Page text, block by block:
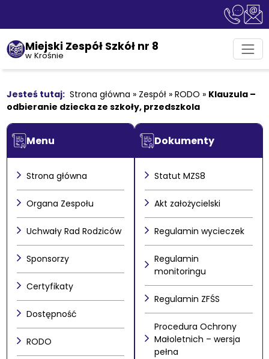
Miejski Zespół Szkół nr 8
w Krośnie
Strona główna » Zespół» RODO » Klauzula –
odbieranie dziecka ze szkoły, przedszkola
Menu
Strona główna
Organa Zespołu
Uchwały Rad Rodziców
Sponsorzy
Certyfikaty
Dostępność
RODO
Dokumenty
Statut MZS8
Akt założycielski
Regulamin wycieczek
Regulamin
monitoringu
Regulamin ZFŚS
Procedura Ochrony
Małoletnich – wersja
pełna